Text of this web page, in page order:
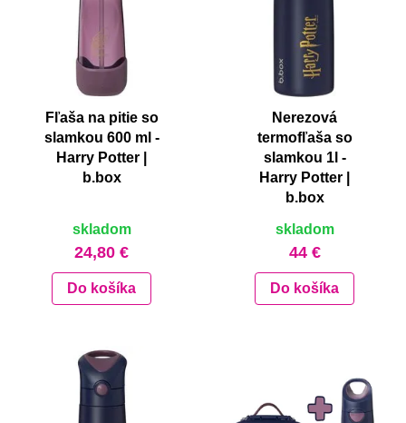
Fľaša na pitie so
slamkou 600 ml -
Harry Potter |
b.box
skladom
24,80 €
Do košíka
Nerezová
termofľaša so
slamkou 1l -
Harry Potter |
b.box
skladom
44 €
Do košíka